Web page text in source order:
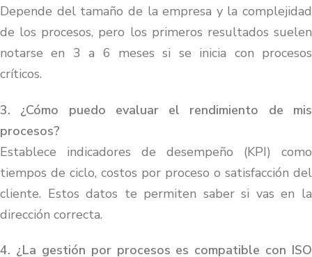
Depende del tamaño de la empresa y la complejidad
de los procesos, pero los primeros resultados suelen
notarse en 3 a 6 meses si se inicia con procesos
críticos.
3. ¿Cómo puedo evaluar el rendimiento de mis
procesos?
Establece indicadores de desempeño (KPI) como
tiempos de ciclo, costos por proceso o satisfacción del
cliente. Estos datos te permiten saber si vas en la
dirección correcta.
4. ¿La gestión por procesos es compatible con ISO